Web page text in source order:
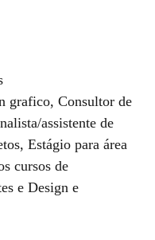
grafico, Consultor de
assistente de
Estágio para área
cursos de
e Design e